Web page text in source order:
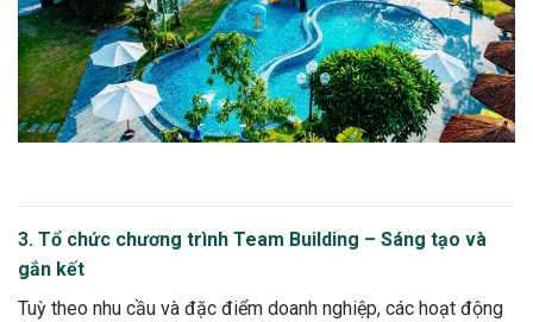
3. Tổ chức chương trình Team Building – Sáng tạo và
gắn kết
Tuỳ theo nhu cầu và đặc điểm doanh nghiệp, các hoạt động